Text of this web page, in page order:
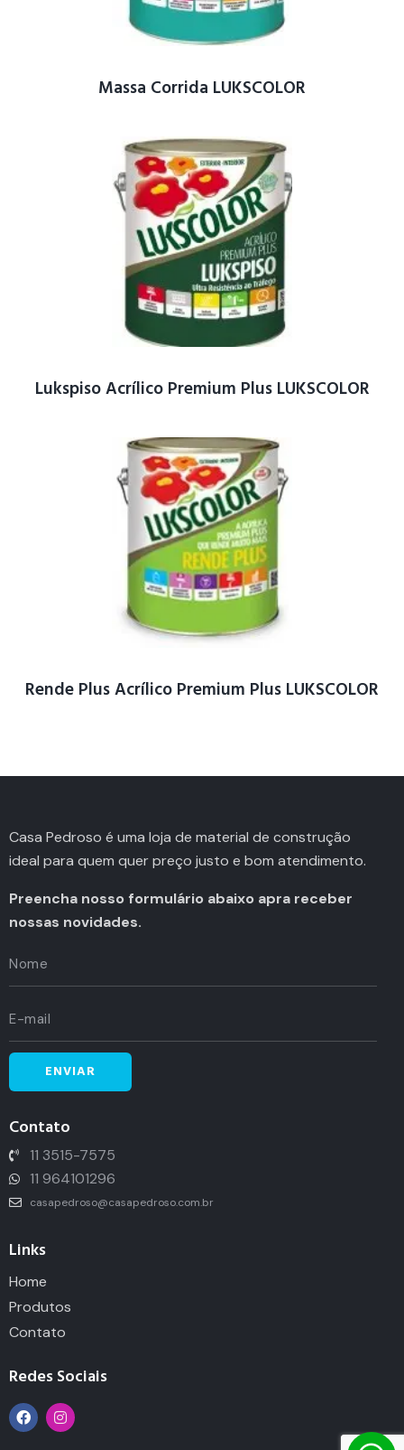
Massa Corrida LUKSCOLOR
Lukspiso Acrílico Premium Plus LUKSCOLOR
Rende Plus Acrílico Premium Plus LUKSCOLOR
Casa Pedroso é uma loja de material de construção
ideal para quem quer preço justo e bom atendimento.
Preencha nosso formulário abaixo apra receber
nossas novidades.
Contato
11 3515-7575
11 964101296
casapedroso@casapedroso.com.br
Links
Home
Produtos
Contato
Redes Sociais